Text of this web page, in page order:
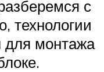
с
технологии
для монтажа